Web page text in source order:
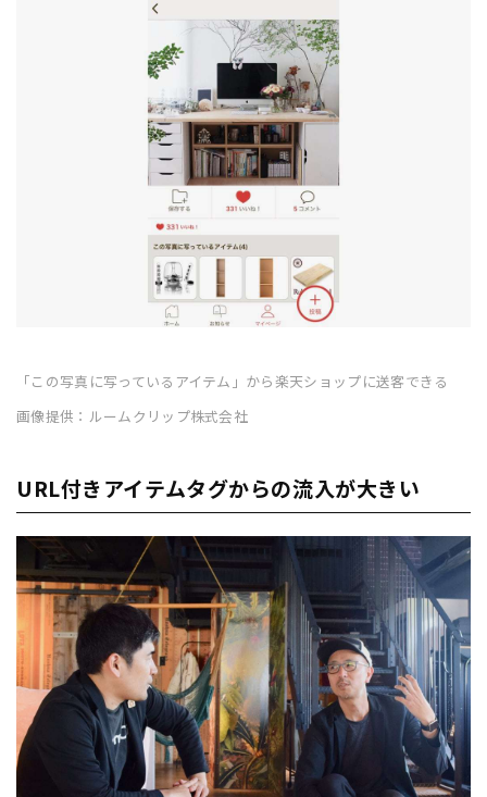
「この写真に写っているアイテム」から楽天ショップに送客できる
画像提供：ルームクリップ株式会社
URL付きアイテムタグからの流入が大きい